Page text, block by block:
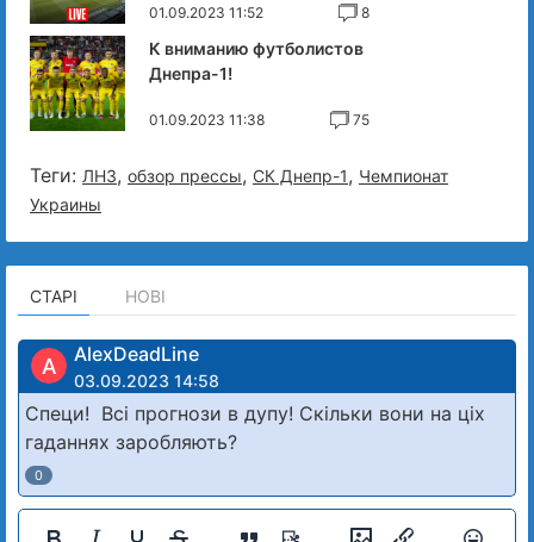
01.09.2023 11:52 8
К вниманию футболистов
Днепра-1!
01.09.2023 11:38 75
Теги: ЛНЗ, обзор прессы, СК Днепр-1, Чемпионат
Украины
СТАРІ НОВІ
A AlexDeadLine
03.09.2023 14:58
Специ! Всі прогнози в дупу! Скільки вони на ціх
гаданнях заробляють?
0